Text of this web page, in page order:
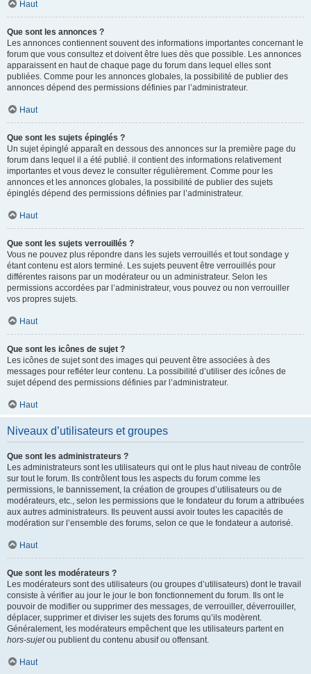
Haut
Que sont les annonces ?
Les annonces contiennent souvent des informations importantes concernant le
forum que vous consultez et doivent être lues dès que possible. Les annonces
apparaissent en haut de chaque page du forum dans lequel elles sont
publiées. Comme pour les annonces globales, la possibilité de publier des
annonces dépend des permissions définies par l’administrateur.
Haut
Que sont les sujets épinglés ?
Un sujet épinglé apparaît en dessous des annonces sur la première page du
forum dans lequel il a été publié. il contient des informations relativement
importantes et vous devez le consulter régulièrement. Comme pour les
annonces et les annonces globales, la possibilité de publier des sujets
épinglés dépend des permissions définies par l’administrateur.
Haut
Que sont les sujets verrouillés ?
Vous ne pouvez plus répondre dans les sujets verrouillés et tout sondage y
étant contenu est alors terminé. Les sujets peuvent être verrouillés pour
différentes raisons par un modérateur ou un administrateur. Selon les
permissions accordées par l’administrateur, vous pouvez ou non verrouiller
vos propres sujets.
Haut
Que sont les icônes de sujet ?
Les icônes de sujet sont des images qui peuvent être associées à des
messages pour refléter leur contenu. La possibilité d’utiliser des icônes de
sujet dépend des permissions définies par l’administrateur.
Haut
Niveaux d’utilisateurs et groupes
Que sont les administrateurs ?
Les administrateurs sont les utilisateurs qui ont le plus haut niveau de contrôle
sur tout le forum. Ils contrôlent tous les aspects du forum comme les
permissions, le bannissement, la création de groupes d’utilisateurs ou de
modérateurs, etc., selon les permissions que le fondateur du forum a attribuées
aux autres administrateurs. Ils peuvent aussi avoir toutes les capacités de
modération sur l’ensemble des forums, selon ce que le fondateur a autorisé.
Haut
Que sont les modérateurs ?
Les modérateurs sont des utilisateurs (ou groupes d’utilisateurs) dont le travail
consiste à vérifier au jour le jour le bon fonctionnement du forum. Ils ont le
pouvoir de modifier ou supprimer des messages, de verrouiller, déverrouiller,
déplacer, supprimer et diviser les sujets des forums qu’ils modèrent.
Généralement, les modérateurs empêchent que les utilisateurs partent en
hors-sujetou publient du contenu abusif ou offensant.
Haut